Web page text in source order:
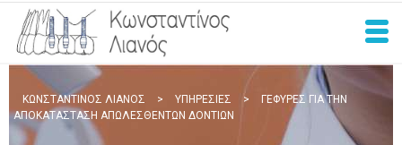
ΚΩΝΣΤΑΝΤΊΝΟΣ ΛΙΑΝΌΣ > ΥΠΗΡΕΣΊΕΣ >
ΓΈΦΥΡΕΣ ΓΙΑ ΤΗΝ
ΑΠΟΚΑΤΆΣΤΑΣΗ ΑΠΩΛΕΣΘΈΝΤΩΝ ΔΟΝΤΙΏΝ